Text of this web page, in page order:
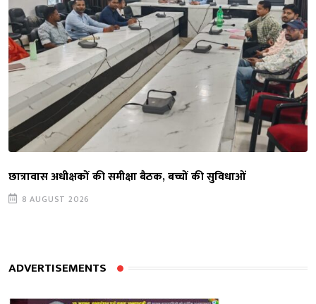
छात्रावास अधीक्षकों की समीक्षा बैठक, बच्चों की सुविधाओं
8 AUGUST 2026
ADVERTISEMENTS